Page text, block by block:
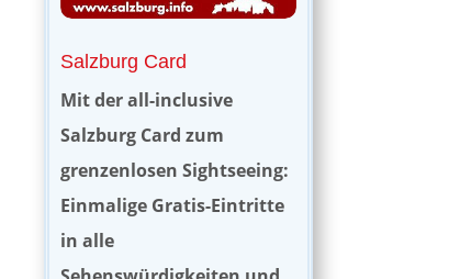
Salzburg Card
Mit der all-inclusive
Salzburg Card zum
grenzenlosen Sightseeing:
Einmalige Gratis-Eintritte
in alle